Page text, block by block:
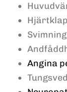
Svimning
Angina